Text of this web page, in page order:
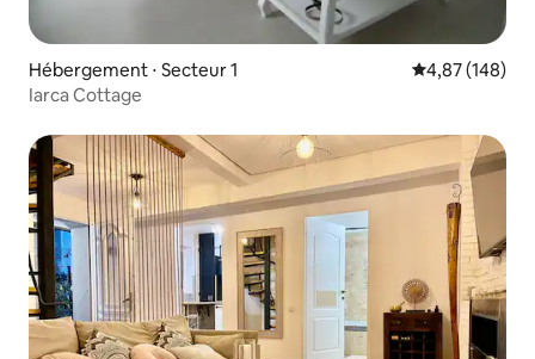
Hébergement ⋅ Secteur 1 Évaluation
4,87 (148)
Iarca Cottage